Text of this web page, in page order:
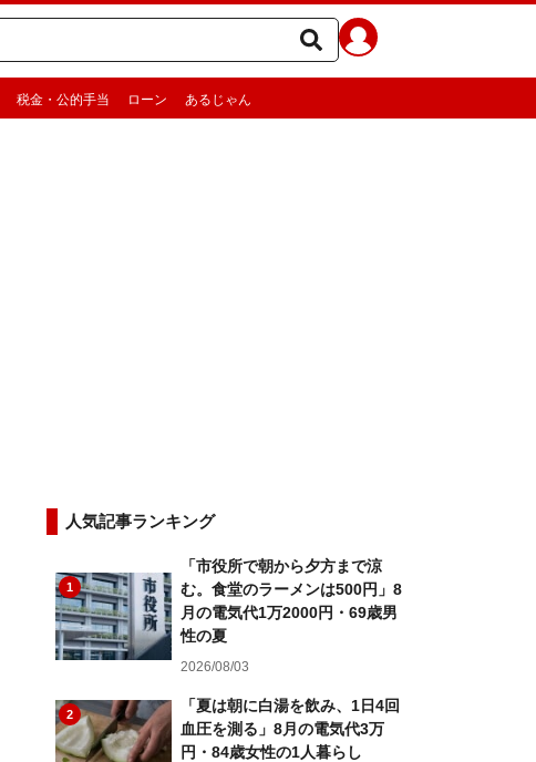
税金・公的手当 ローン あるじゃん
人気記事ランキング
1
「市役所で朝から夕方まで涼
む。食堂のラーメンは500円」8
月の電気代1万2000円・69歳男
性の夏
2026/08/03
2
「夏は朝に白湯を飲み、1日4回
血圧を測る」8月の電気代3万
円・84歳女性の1人暮らし